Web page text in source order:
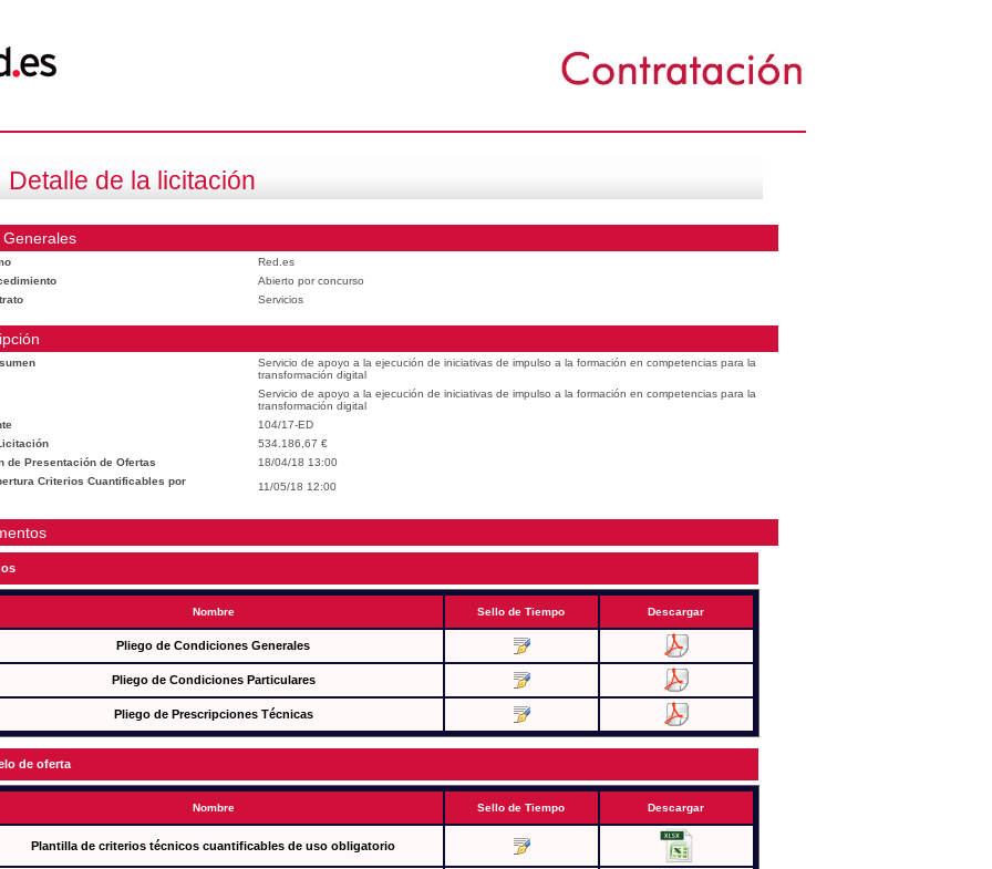
Detalle de la licitación
Generales
Red.es
Abierto por concurso
Servicios
Servicio de apoyo a la ejecución de iniciativas de impulso a la formación en competencias para la
transformación digital
Servicio de apoyo a la ejecución de iniciativas de impulso a la formación en competencias para la
transformación digital
104/17-ED
534.186,67 €
de Presentación de Ofertas
18/04/18 13:00
Criterios Cuantificables por
11/05/18 12:00
Nombre Sello de Tiempo Descargar
Pliego de Condiciones Generales
Pliego de Condiciones Particulares
Pliego de Prescripciones Técnicas
de oferta
Nombre Sello de Tiempo Descargar
Plantilla de criterios técnicos cuantificables de uso obligatorio